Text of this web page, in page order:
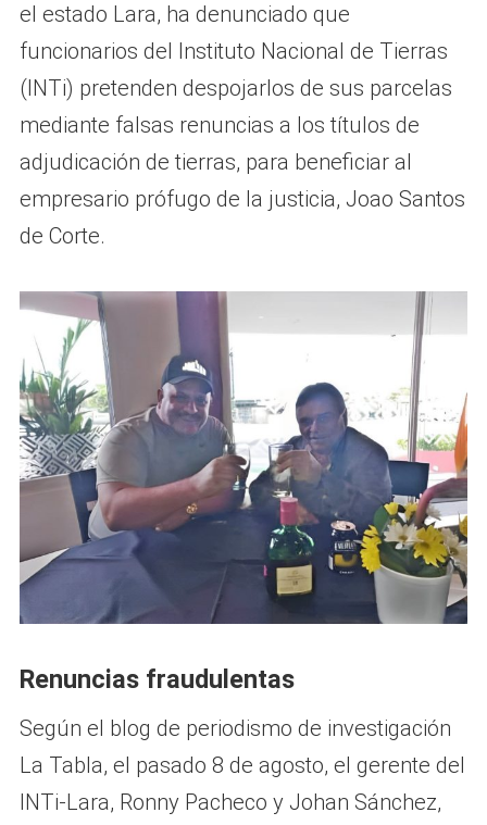
el estado Lara, ha denunciado que
funcionarios del Instituto Nacional de Tierras
(INTi) pretenden despojarlos de sus parcelas
mediante falsas renuncias a los títulos de
adjudicación de tierras, para beneficiar al
empresario prófugo de la justicia, Joao Santos
de Corte.
Renuncias fraudulentas
Según el blog de periodismo de investigación
La Tabla, el pasado 8 de agosto, el gerente del
INTi-Lara, Ronny Pacheco y Johan Sánchez,